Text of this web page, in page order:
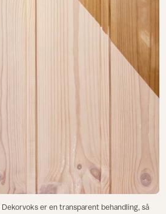
Dekorvoks er en transparent behandling, så